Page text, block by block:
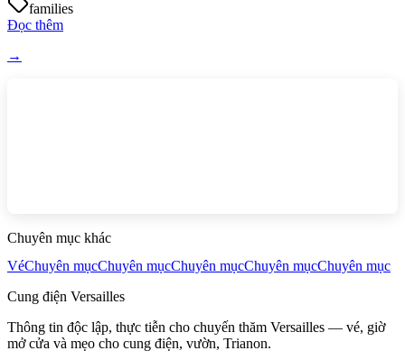
families
Đọc thêm
→
Chuyên mục khác
VéChuyên mụcChuyên mụcChuyên mụcChuyên mụcChuyên mục
Cung điện Versailles
Thông tin độc lập, thực tiễn cho chuyến thăm Versailles — vé, giờ
mở cửa và mẹo cho cung điện, vườn, Trianon.